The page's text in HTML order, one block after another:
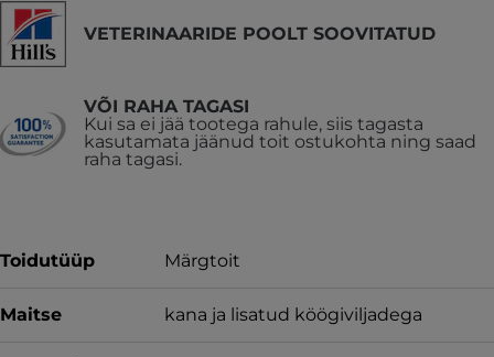
VETERINAARIDE POOLT SOOVITATUD
VÕI RAHA TAGASI
Kui sa ei jää tootega rahule, siis tagasta
kasutamata jäänud toit ostukohta ning saad
raha tagasi.
Toidutüüp Märgtoit
Maitse kana ja lisatud köögiviljadega